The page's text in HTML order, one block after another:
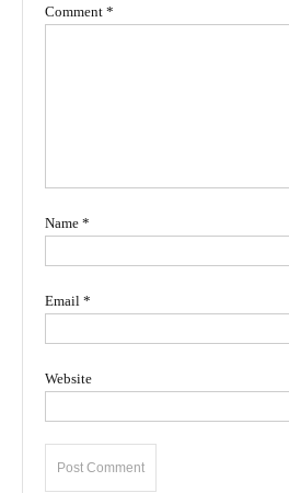
Comment *
Name *
Email *
Website